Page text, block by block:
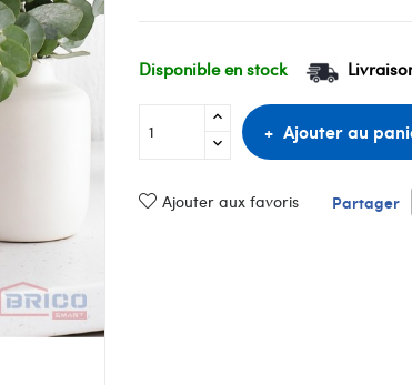
Disponible en stock
Ajouter au
Ajouter aux favoris Partager